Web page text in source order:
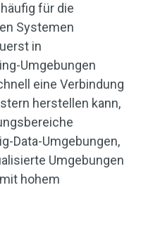
für die
Systemen
in
Umgebungen
eine Verbindung
herstellen kann,
Data-Umgebungen,
Umgebungen
hohem